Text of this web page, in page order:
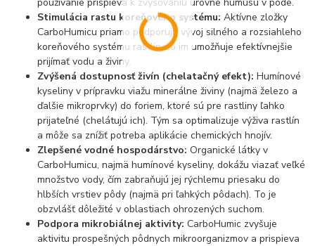
používanie prispieva k zvyšovaniu úrovne humusu v pôde.
Stimulácia rastu koreňového systému: Aktívne zložky
CarboHumicu priamo podporujú vývoj silného a rozsiahleho
koreňového systému rastlín, čo im umožňuje efektívnejšie
prijímať vodu a živiny.
Zvýšená dostupnosť živín (chelatačný efekt): Humínové
kyseliny v prípravku viažu minerálne živiny (najmä železo a
ďalšie mikroprvky) do foriem, ktoré sú pre rastliny ľahko
prijateľné (chelátujú ich). Tým sa optimalizuje výživa rastlín
a môže sa znížiť potreba aplikácie chemických hnojív.
Zlepšené vodné hospodárstvo: Organické látky v
CarboHumicu, najmä humínové kyseliny, dokážu viazať veľké
množstvo vody, čím zabraňujú jej rýchlemu priesaku do
hlbších vrstiev pôdy (najmä pri ľahkých pôdach). To je
obzvlášť dôležité v oblastiach ohrozených suchom.
Podpora mikrobiálnej aktivity: CarboHumic zvyšuje
aktivitu prospešných pôdnych mikroorganizmov a prispieva